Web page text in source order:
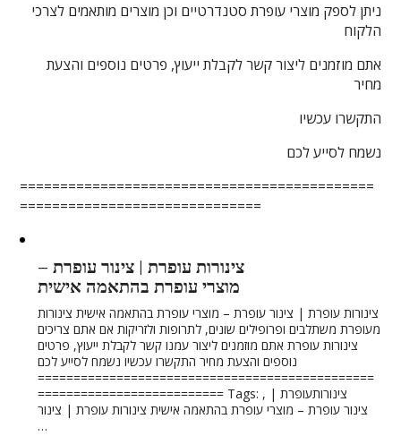
ניתן לספק מוצרי עופרת סטנדרטיים וכן מוצרים מותאמים לצרכי
הלקוח
אתם מוזמנים ליצור קשר לקבלת ייעוץ, פרטים נוספים והצעת
מחיר
התקשרו עכשיו
נשמח לסייע לכם
============================================
==============================
צינורות עופרת | צינור עופרת –
מוצרי עופרת בהתאמה אישית
צינורות עופרת | צינור עופרת – מוצרי עופרת בהתאמה אישית צינורות
מעופרת משתלבים ופרופילים שונים, לתרופות ולזריקות אם אתם צריכים
צינורות עופרת אתם מוזמנים ליצור עמנו קשר לקבלת ייעוץ, פרטים
נוספים והצעת מחיר התקשרו עכשיו נשמח לסייע לכם
===============================================
========================== Tags: , צינורותעופרת |
צינור עופרת – מוצרי עופרת בהתאמה אישית צינורות עופרת | צינור
…